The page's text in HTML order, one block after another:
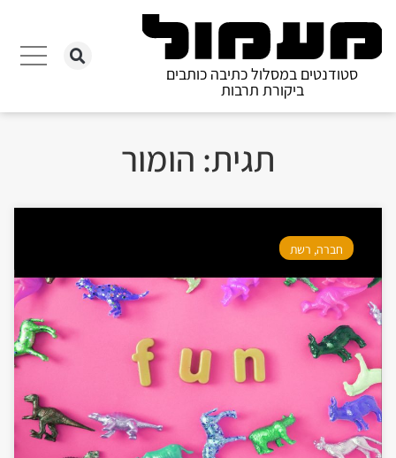
סטודנטים במסלול כתיבה כותבים
ביקורת תרבות
תגית: הומור
חברה, רשת